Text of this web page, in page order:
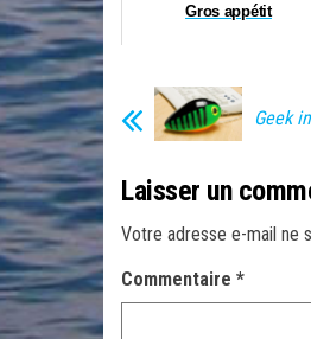
Gros appétit
Geek
Laisser un
Votre adresse e-mail ne
Commentaire *